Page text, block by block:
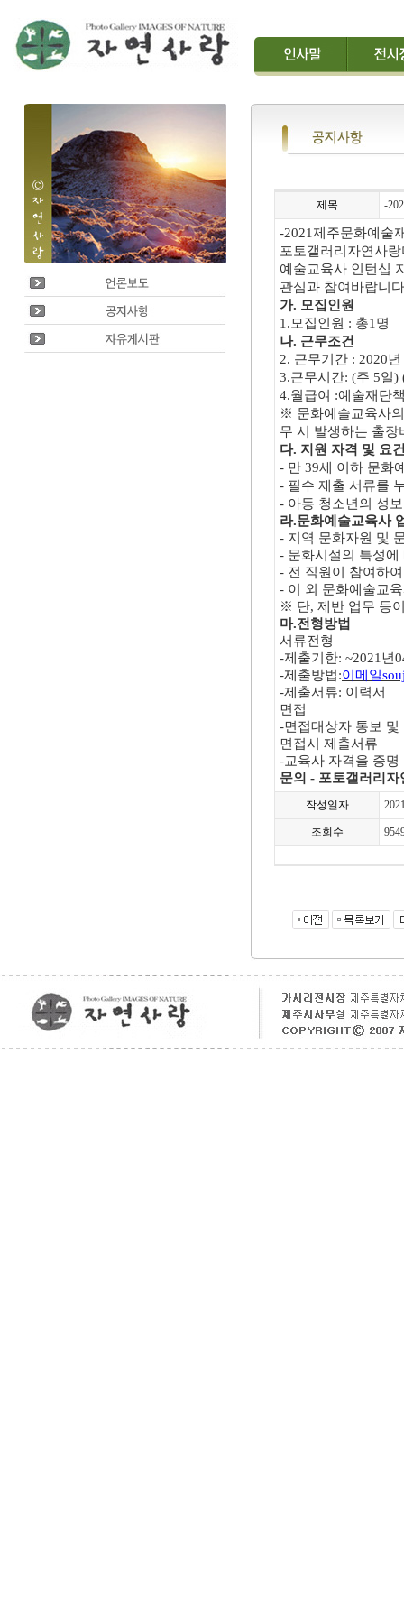
제목 -
-2021제주문화예술
포토갤러리자연사
예술교육사 인턴십
관심과 참여바랍니
가. 모집인원
1.모집인원 : 총1명
나. 근무조건
2. 근무기간 : 2020
3.근무시간: (주 5일)
4.월급여 :예술재단
※ 문화예술교육사
무 시 발생하는 출장
다. 지원 자격 및 요
- 만 39세 이하 문화
- 필수 제출 서류를
- 아동 청소년의 성
라.문화예술교육사
- 지역 문화자원 및
- 문화시설의 특성
- 전 직원이 참여하
- 이 외 문화예술교
※ 단, 제반 업무 등
마.전형방법
서류전형
-제출기한: ~2021년
-제출방법:이메일
-제출서류: 이력서
면접
-면접대상자 통보
면접시 제출서류
-교육사 자격을 증
문의 - 포토갤러리자
작성일자
조회수